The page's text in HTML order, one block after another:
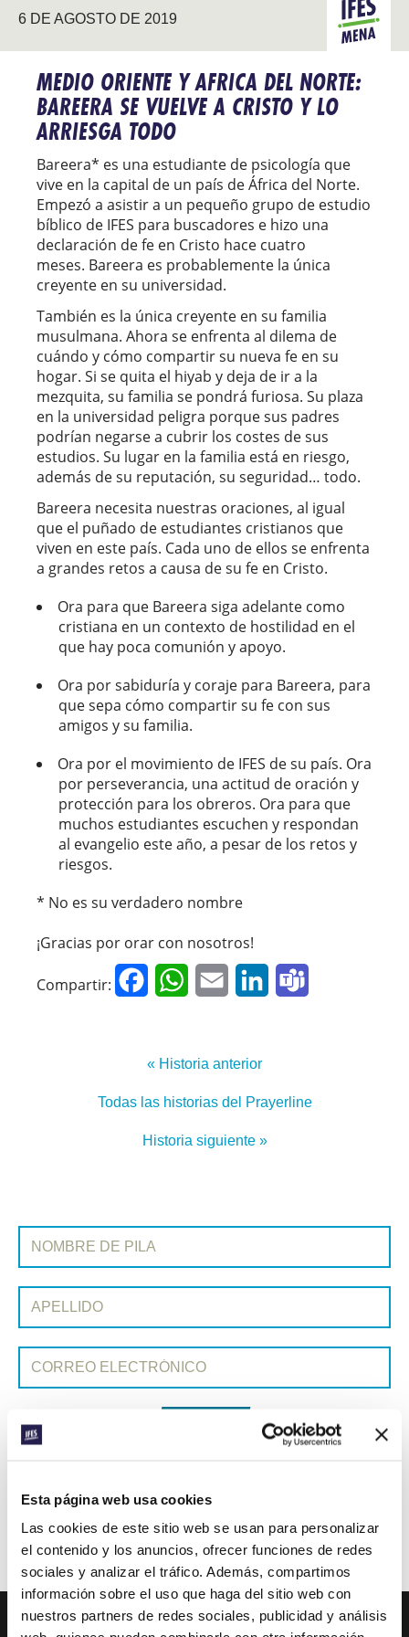
Esta página web usa cookies
Las cookies de este sitio web se usan para personalizar
el contenido y los anuncios, ofrecer funciones de redes
sociales y analizar el tráfico. Además, compartimos
información sobre el uso que haga del sitio web con
nuestros partners de redes sociales, publicidad y análisis
6 DE AGOSTO DE 2019 MENA
MEDIO ORIENTE Y AFRICA DEL NORTE:
BAREERA SE VUELVE A CRISTO Y LO
ARRIESGA TODO
Bareera* es una estudiante de psicología que
vive en la capital de un país de África del Norte.
Empezó a asistir a un pequeño grupo de estudio
bíblico de IFES para buscadores e hizo una
declaración de fe en Cristo hace cuatro
meses. Bareera es probablemente la única
creyente en su universidad.
También es la única creyente en su familia
musulmana. Ahora se enfrenta al dilema de
cuándo y cómo compartir su nueva fe en su
hogar. Si se quita el hiyab y deja de ir a la
mezquita, su familia se pondrá furiosa. Su plaza
en la universidad peligra porque sus padres
podrían negarse a cubrir los costes de sus
estudios. Su lugar en la familia está en riesgo,
además de su reputación, su seguridad… todo.
Bareera necesita nuestras oraciones, al igual
que el puñado de estudiantes cristianos que
viven en este país. Cada uno de ellos se enfrenta
a grandes retos a causa de su fe en Cristo.
Ora para que Bareera siga adelante como
cristiana en un contexto de hostilidad en el
que hay poca comunión y apoyo.
Ora por sabiduría y coraje para Bareera, para
que sepa cómo compartir su fe con sus
amigos y su familia.
Ora por el movimiento de IFES de su país. Ora
por perseverancia, una actitud de oración y
protección para los obreros. Ora para que
muchos estudiantes escuchen y respondan
al evangelio este año, a pesar de los retos y
riesgos.
* No es su verdadero nombre
¡Gracias por orar con nosotros!
Compartir: FacebookWhatsApp
Email LinkedIn
« Historia anterior
Todas las historias del Prayerline
Historia siguiente »
SUSCRIBIRSE A PRAYERLINE
Nombre de pila:
Apellido:
Correo electrónico:
Cada semana, IFES envía un breve correo electrónico con historias
de los movimientos estudiantiles y el ministerio de IFES de todo el
mundo para inspirarte en tus oraciones.
¡Nos encantaría que te unieras a nosotros!